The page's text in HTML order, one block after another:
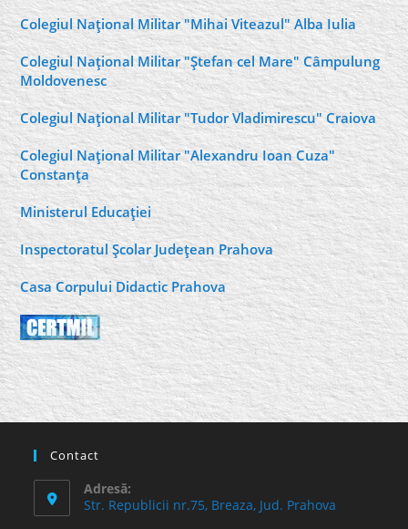
Colegiul Naţional Militar "Mihai Viteazul" Alba Iulia
Colegiul Naţional Militar "Ştefan cel Mare" Câmpulung
Moldovenesc
Colegiul Naţional Militar "Tudor Vladimirescu" Craiova
Colegiul Naţional Militar "Alexandru Ioan Cuza"
Constanţa
Ministerul Educaţiei
Inspectoratul Şcolar Judeţean Prahova
Casa Corpului Didactic Prahova
Contact
Adresă:
Str. Republicii nr.75, Breaza, Jud. Prahova